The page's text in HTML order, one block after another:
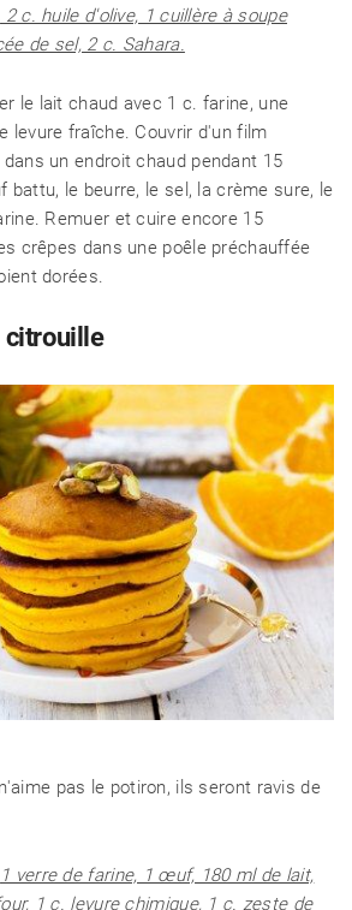
c. huile d'olive, 1 cuillère à soupe
de sel, 2 c. Sahara.
le lait chaud avec 1 c. farine, une
levure fraîche. Couvrir d'un film
un endroit chaud pendant 15
le beurre, le sel, la crème sure, le
Remuer et cuire encore 15
crêpes dans une poêle préchauffée
dorées.
citrouille
pas le potiron, ils seront ravis de
1 verre de farine, 1 œuf, 180 ml de lait,
1 c. levure chimique, 1 c. zeste de